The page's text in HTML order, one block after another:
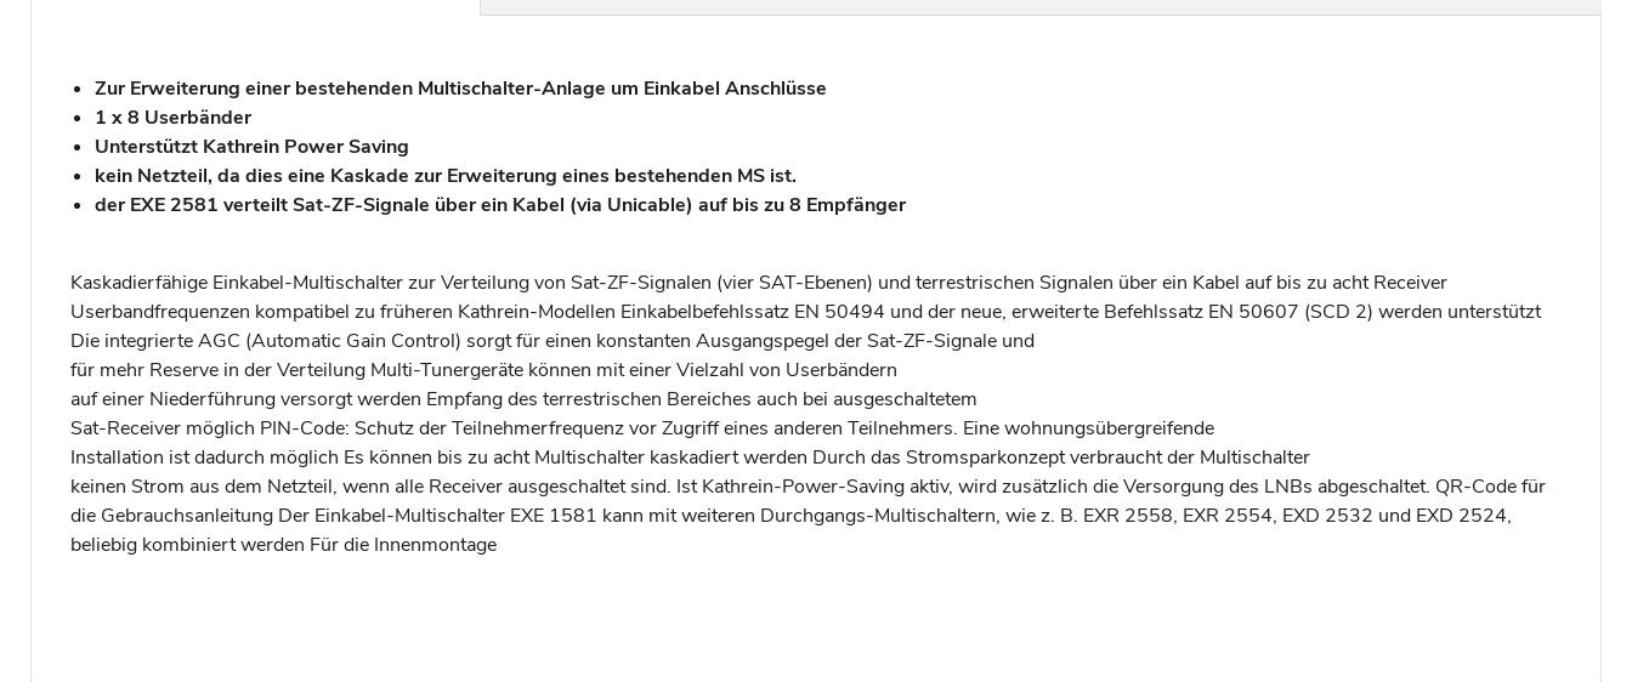
Zur Erweiterung einer bestehenden Multischalter-Anlage um Einkabel Anschlüsse
1 x 8 Userbänder
Unterstützt Kathrein Power Saving
kein Netzteil, da dies eine Kaskade zur Erweiterung eines bestehenden MS ist.
der EXE 2581 verteilt Sat-ZF-Signale über ein Kabel (via Unicable) auf bis zu 8 Empfänger
Kaskadierfähige Einkabel-Multischalter zur Verteilung von Sat-ZF-Signalen (vier SAT-Ebenen) und terrestrischen Signalen über ein Kabel auf bis zu acht Receiver
Userbandfrequenzen kompatibel zu früheren Kathrein-Modellen Einkabelbefehlssatz EN 50494 und der neue, erweiterte Befehlssatz EN 50607 (SCD 2) werden unterstützt
Die integrierte AGC (Automatic Gain Control) sorgt für einen konstanten Ausgangspegel der Sat-ZF-Signale und
für mehr Reserve in der Verteilung Multi-Tunergeräte können mit einer Vielzahl von Userbändern
auf einer Niederführung versorgt werden Empfang des terrestrischen Bereiches auch bei ausgeschaltetem
Sat-Receiver möglich PIN-Code: Schutz der Teilnehmerfrequenz vor Zugriff eines anderen Teilnehmers. Eine wohnungsübergreifende
Installation ist dadurch möglich Es können bis zu acht Multischalter kaskadiert werden Durch das Stromsparkonzept verbraucht der Multischalter
keinen Strom aus dem Netzteil, wenn alle Receiver ausgeschaltet sind. Ist Kathrein-Power-Saving aktiv, wird zusätzlich die Versorgung des LNBs abgeschaltet. QR-Code für
die Gebrauchsanleitung Der Einkabel-Multischalter EXE 1581 kann mit weiteren Durchgangs-Multischaltern, wie z. B. EXR 2558, EXR 2554, EXD 2532 und EXD 2524,
beliebig kombiniert werden Für die Innenmontage